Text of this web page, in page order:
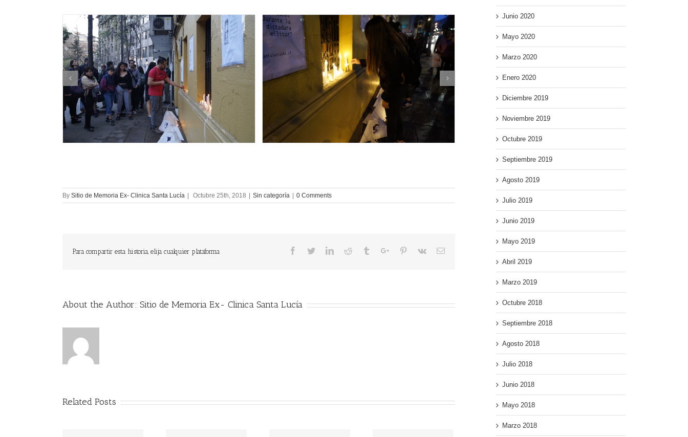
By Sitio de Memoria Ex- Clinica Santa Lucía Octubre 25th, 2018 Sin categoría 0 Comments
Para compartir esta historia, elija cualquier plataforma Facebook
TwitterLinkedinReddit TumblrGoogle+Pinterest
Vk Email
About the Author: Sitio de Memoria Ex- Clinica Santa Lucía
Related Posts
Junio 2020
Mayo 2020
Marzo 2020
Enero 2020
Diciembre 2019
Noviembre 2019
Octubre 2019
Septiembre 2019
Agosto 2019
Julio 2019
Junio 2019
Mayo 2019
Abril 2019
Marzo 2019
Octubre 2018
Septiembre 2018
Agosto 2018
Julio 2018
Junio 2018
Mayo 2018
Marzo 2018